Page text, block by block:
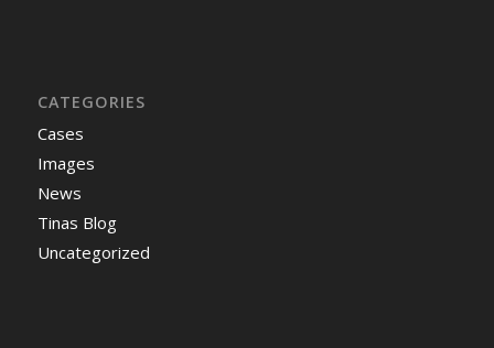
CATEGORIES
Cases
Images
News
Tinas Blog
Uncategorized